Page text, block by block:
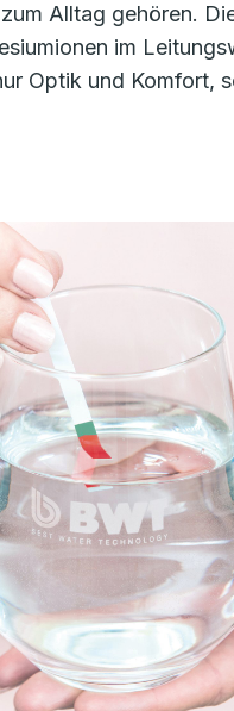
Alltag gehören.
im
Optik und Komfort,